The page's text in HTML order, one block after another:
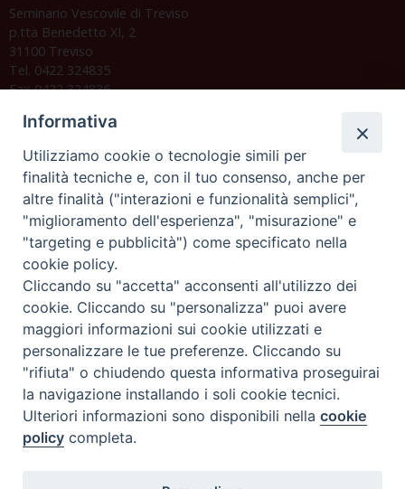
Seminario Vescovile di Treviso
p.tta Benedetto XI, 2
31100 Treviso
Tel. 0422 324835
Fax 0422 324836
C.F. 94004060268
Orario di segreteria
Lunedì 17.30-19.30
Martedì 17.30-19.30
Mercoledì 17.30-19.30
Giovedì 17.30-19.30
Venerdì chiuso
Sabato 9.30-11.30
Privacy e sicurezza
Informativa
Utilizziamo cookie o tecnologie simili per
finalità tecniche e, con il tuo consenso, anche per
altre finalità ("interazioni e funzionalità semplici",
"miglioramento dell'esperienza", "misurazione" e
"targeting e pubblicità") come specificato nella
cookie policy.
Cliccando su "accetta" acconsenti all'utilizzo dei
cookie. Cliccando su "personalizza" puoi avere
maggiori informazioni sui cookie utilizzati e
personalizzare le tue preferenze. Cliccando su
"rifiuta" o chiudendo questa informativa proseguirai
la navigazione installando i soli cookie tecnici.
Ulteriori informazioni sono disponibili nellacookie
policy completa.